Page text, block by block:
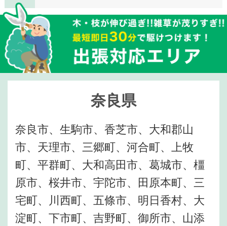
奈良県
奈良市、生駒市、香芝市、大和郡山
市、天理市、三郷町、河合町、上牧
町、平群町、大和高田市、葛城市、橿
原市、桜井市、宇陀市、田原本町、三
宅町、川西町、五條市、明日香村、大
淀町、下市町、吉野町、御所市、山添